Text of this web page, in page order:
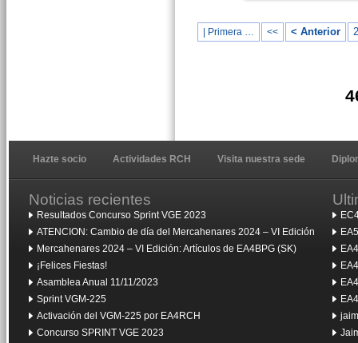
| Primera … << < Anterior
Hazte socio Actividades RCH Visita nuestra sede
Noticias recientes
Resultados Concurso Sprint VGE 2023
ATENCION: Cambio de día del Mercahenares 2024 – VI Edición
Mercahenares 2024 – VI Edición: Artículos de EA4BPG (SK)
¡Felices Fiestas!
Asamblea Anual 11/11/2023
Sprint VGM-225
Activación del VGM-225 por EA4RCH
Concurso SPRINT VGE 2023